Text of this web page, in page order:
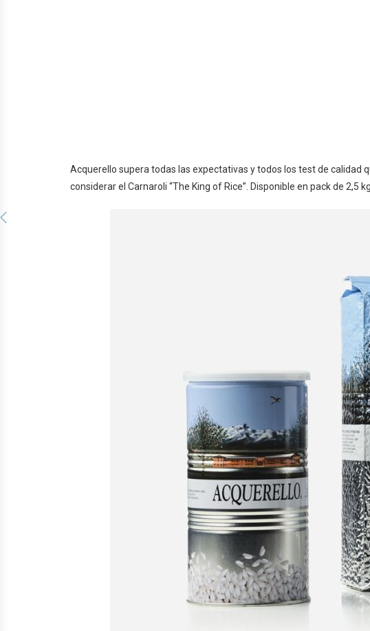
Acquerello supera todas las expectativas y todos los test de calidad
considerar el Carnaroli “The King of Rice”. Disponible en pack de 2,5